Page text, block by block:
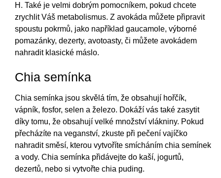
H. Také je velmi dobrým pomocníkem, pokud chcete
zrychlit Váš metabolismus. Z avokáda můžete připravit
spoustu pokrmů, jako například gaucamole, výborné
pomazánky, dezerty, avotoasty, či můžete avokádem
nahradit klasické máslo.
Chia semínka
Chia semínka jsou skvělá tím, že obsahují hořčík,
vápník, fosfor, selen a železo. Dokáží vás také zasytit
díky tomu, že obsahují velké množství vlákniny. Pokud
přecházíte na veganství, zkuste při pečení vajíčko
nahradit směsí, kterou vytvoříte smícháním chia semínek
a vody. Chia semínka přidávejte do kaší, jogurtů,
dezertů, nebo si vytvořte chia puding.